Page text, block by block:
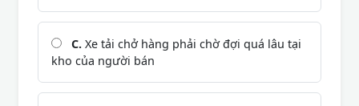
C. Xe tải chở hàng phải chờ đợi quá lâu tại
kho của người bán